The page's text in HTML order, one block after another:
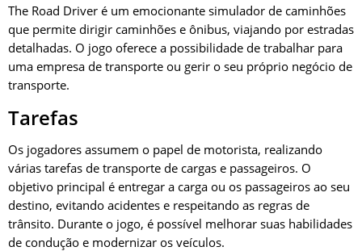
The Road Driver é um emocionante simulador de caminhões
que permite dirigir caminhões e ônibus, viajando por estradas
detalhadas. O jogo oferece a possibilidade de trabalhar para
uma empresa de transporte ou gerir o seu próprio negócio de
transporte.
Tarefas
Os jogadores assumem o papel de motorista, realizando
várias tarefas de transporte de cargas e passageiros. O
objetivo principal é entregar a carga ou os passageiros ao seu
destino, evitando acidentes e respeitando as regras de
trânsito. Durante o jogo, é possível melhorar suas habilidades
de condução e modernizar os veículos.